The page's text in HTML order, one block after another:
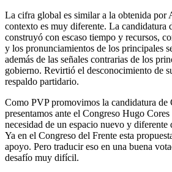
La cifra global es similar a la obtenida por
contexto es muy diferente. La candidatura
construyó con escaso tiempo y recursos,
y los pronunciamientos de los principales
además de las señales contrarias de los
gobierno. Revirtió el desconocimiento de
respaldo partidario.
Como PVP promovimos la candidatura de
presentamos ante el Congreso Hugo
necesidad de un espacio nuevo y
Ya en el Congreso del Frente esta
apoyo. Pero traducir eso en una buena
desafío muy difícil.